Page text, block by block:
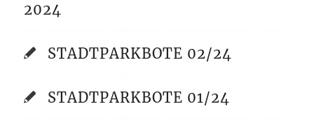
2024
STADTPARKBOTE 02/24
STADTPARKBOTE 01/24